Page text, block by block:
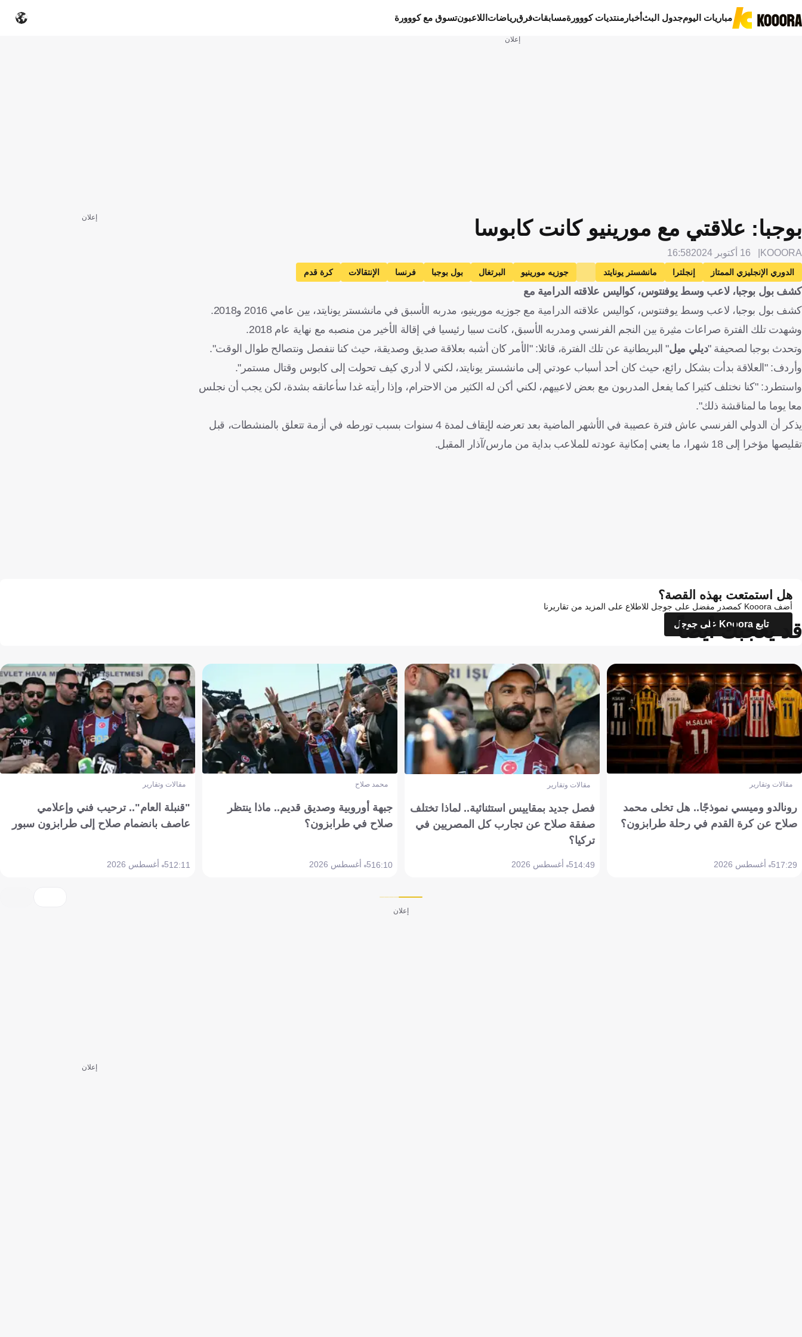
مباريات اليومجدول البثأخبار منتديات كووورةمسابقاتفرقرياضات اللاعبونتسوق مع كووورة
إعلان
بوجبا: علاقتي مع مورينيو كانت كابوسا
KOOORA 16 أكتوبر 2024 16:58
الدوري الإنجليزي الممتاز إنجلترا مانشستر يونايتد جوزيه مورينيو البرتغال بول بوجبا فرنسا الإنتقالات كرة قدم
كشف بول بوجبا، لاعب وسط يوفنتوس، كواليس علاقته الدرامية مع
كشف بول بوجبا، لاعب وسط يوفنتوس، كواليس علاقته الدرامية مع جوزيه مورينيو، مدربه الأسبق في مانشستر يونايتد، بين عامي 2016 و2018.
وشهدت تلك الفترة صراعات مثيرة بين النجم الفرنسي ومدربه الأسبق، كانت سببا رئيسيا في إقالة الأخير من منصبه مع نهاية عام 2018.
وتحدث بوجبا لصحيفة "ديلي ميل" البريطانية عن تلك الفترة، قائلا: "الأمر كان أشبه بعلاقة صديق وصديقة، حيث كنا ننفصل ونتصالح طوال الوقت".
وأردف: "العلاقة بدأت بشكل رائع، حيث كان أحد أسباب عودتي إلى مانشستر يونايتد، لكني لا أدري كيف تحولت إلى كابوس وقتال مستمر".
واستطرد: "كنا نختلف كثيرا كما يفعل المدربون مع بعض لاعبيهم، لكني أكن له الكثير من الاحترام، وإذا رأيته غدا سأعانقه بشدة، لكن يجب أن نجلس
معا يوما ما لمناقشة ذلك".
يذكر أن الدولي الفرنسي عاش فترة عصيبة في الأشهر الماضية بعد تعرضه لإيقاف لمدة 4 سنوات بسبب تورطه في أزمة تتعلق بالمنشطات، قبل
تقليصها مؤخرا إلى 18 شهرا، ما يعني إمكانية عودته للملاعب بداية من مارس/آذار المقبل.
إعلان
هل استمتعت بهذه القصة؟
أضف Kooora كمصدر مفضل على جوجل للاطلاع على المزيد من تقاريرنا
تابع Kooora على جوجل
قد يعجبك أيضاً
مقالات وتقارير
رونالدو وميسي نموذجًا.. هل تخلى محمد
صلاح عن كرة القدم في رحلة طرابزون؟
17:295 أغسطس 2026
مقالات وتقارير
فصل جديد بمقاييس استثنائية.. لماذا تختلف
صفقة صلاح عن تجارب كل المصريين في
تركيا؟
14:495 أغسطس 2026
محمد صلاح
جبهة أوروبية وصديق قديم.. ماذا ينتظر
صلاح في طرابزون؟
16:105 أغسطس 2026
مقالات وتقارير
"قنبلة العام".. ترحيب فني وإعلامي
عاصف بانضمام صلاح إلى طرابزون سبور
12:115 أغسطس 2026
إعلان
إعلان